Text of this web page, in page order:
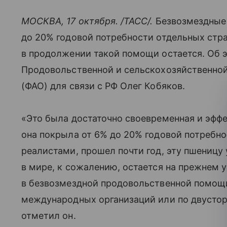
МОСКВА, 17 октября. /ТАСС/.
до 20% годовой потребности отдельных
в продолжении такой помощи остается. Об
Продовольственной и
(ФАО) для связи с РФ Олег Кобяков.
«Это была достаточно своевременная и
она покрыла от 6% до 20% годовой
реалистами, прошел почти год, эту пшеницу
в мире, к сожалению, остается на прежнем
в безвозмездной продовольственной
международных организаций или по
отметил он.